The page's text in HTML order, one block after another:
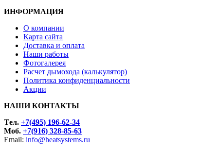
ИНФОРМАЦИЯ
О компании
Карта сайта
Доставка и оплата
Наши работы
Фотогалерея
Расчет дымохода (калькулятор)
Политика конфиденциальности
Акции
НАШИ КОНТАКТЫ
Tел. +7(495) 196-62-34
Моб. +7(916) 328-85-63
Email: info@heatsystems.ru